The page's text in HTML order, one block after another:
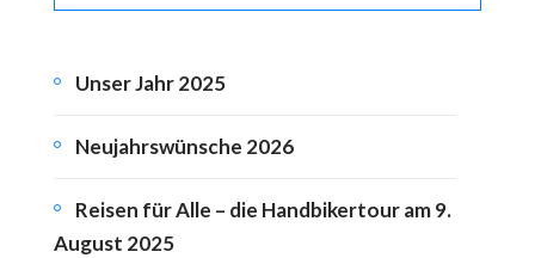
Unser Jahr 2025
Neujahrswünsche 2026
Reisen für Alle – die Handbikertour am 9.
August 2025